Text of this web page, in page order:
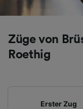
Züge von
Roethig
Erster Zug